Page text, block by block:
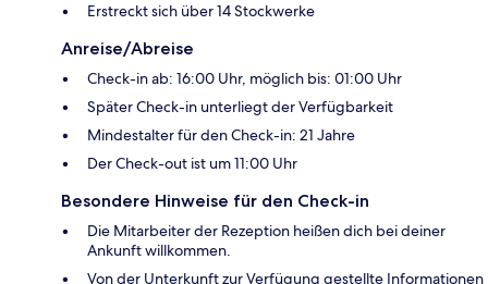
Erstreckt sich über 14 Stockwerke
Anreise/Abreise
Check-in ab: 16:00 Uhr, möglich bis: 01:00 Uhr
Später Check-in unterliegt der Verfügbarkeit
Mindestalter für den Check-in: 21 Jahre
Der Check-out ist um 11:00 Uhr
Besondere Hinweise für den Check-in
Die Mitarbeiter der Rezeption heißen dich bei deiner
Ankunft willkommen.
Von der Unterkunft zur Verfügung gestellte Informationen